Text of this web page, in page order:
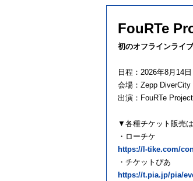
FouRTe
初のオフラインライ
日程：2026年8月14日
会場：Zepp
出演：FouRTe
▼各種チケット販売
・ローチケ
https://l-tike.com/
・チケットぴあ
https://t.pia.jp/pia/